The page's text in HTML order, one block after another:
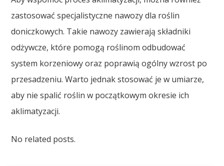
zastosować specjalistyczne nawozy dla roślin
doniczkowych. Takie nawozy zawierają składniki
odżywcze, które pomogą roślinom odbudować
system korzeniowy oraz poprawią ogólny wzrost po
przesadzeniu. Warto jednak stosować je w umiarze,
aby nie spalić roślin w początkowym okresie ich
aklimatyzacji.
No related posts.